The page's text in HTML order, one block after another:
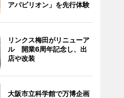
アパビリオン」を先行体験
リンクス梅田がリニューア
ル 開業6周年記念し、出
店や改装
大阪市立科学館で万博企画